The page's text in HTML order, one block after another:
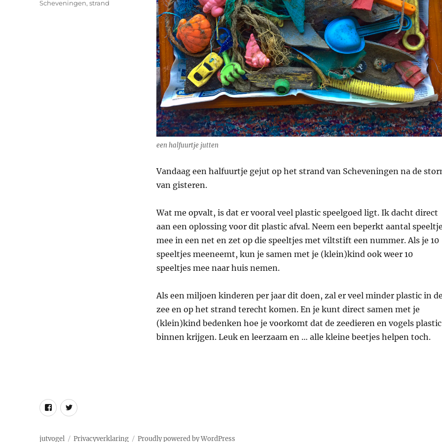
een halfuurtje jutten
Vandaag een halfuurtje gejut op het strand van Scheveningen na de
van gisteren.
Wat me opvalt, is dat er vooral veel plastic speelgoed ligt. Ik dacht direct
aan een oplossing voor dit plastic afval. Neem een beperkt aantal
mee in een net en zet op die speeltjes met viltstift een nummer. Als je 10
speeltjes meeneemt, kun je samen met je (klein)kind ook weer 10
speeltjes mee naar huis nemen.
Als een miljoen kinderen per jaar dit doen, zal er veel minder plastic in
zee en op het strand terecht komen. En je kunt direct samen met je
(klein)kind bedenken hoe je voorkomt dat de zeedieren en vogels plastic
binnen krijgen. Leuk en leerzaam en … alle kleine beetjes helpen toch.
Scheveningen,strand
FacebookTwitter
jutvogel Privacyverklaring Proudly powered by WordPress